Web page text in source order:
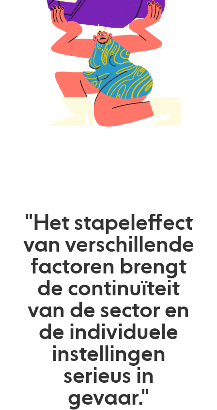
"Het stapeleffect
van verschillende
factoren brengt
de continuïteit
van de sector en
de individuele
instellingen
serieus in
gevaar."